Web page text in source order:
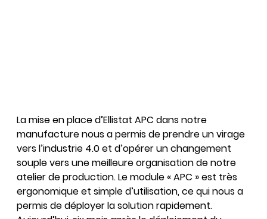
La mise en place d’Ellistat APC dans notre
manufacture nous a permis de prendre un virage
vers l’industrie 4.0 et d’opérer un changement
souple vers une meilleure organisation de notre
atelier de production. Le module « APC » est très
ergonomique et simple d’utilisation, ce qui nous a
permis de déployer la solution rapidement.